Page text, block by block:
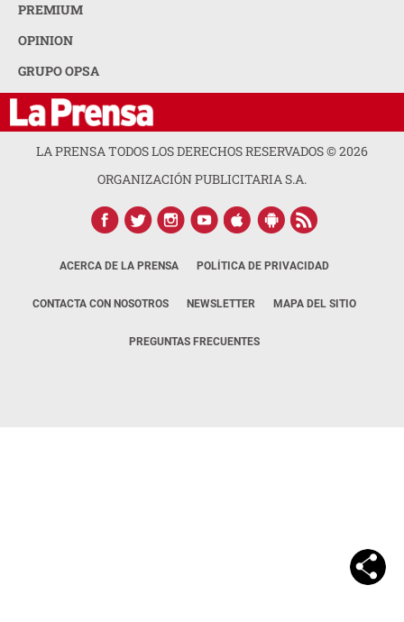
PREMIUM
OPINION
GRUPO OPSA
LA PRENSA TODOS LOS DERECHOS RESERVADOS ©2026
ORGANIZACIÓN PUBLICITARIA S.A.
ACERCA DE LA PRENSA POLÍTICA DE PRIVACIDAD
CONTACTA CON NOSOTROS NEWSLETTER MAPA DEL SITIO
PREGUNTAS FRECUENTES